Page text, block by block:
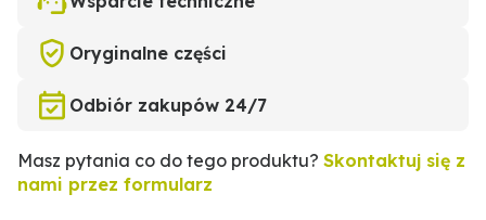
Oryginalne części
Odbiór zakupów 24/7
Masz pytania co do tego produktu? Skontaktuj się z
nami przez formularz